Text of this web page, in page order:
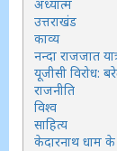
अध्यात्म
उत्तराखंड
काव्य
नन्दा राजजात
यूजीसी विरोध:
राजनीति
विश्व
साहित्य
केदारनाथ धाम